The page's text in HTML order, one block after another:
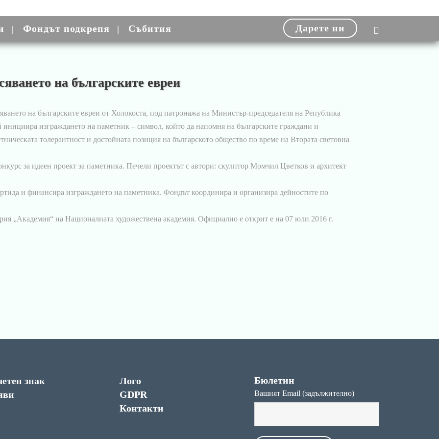
Дарете ни
Фондът подкрепя Събития
на българските евреи
на българските евреи от Холокоста, под патронажа на Министър-председателя на Република
изграждането на паметник – символ, който да напомня на българските граждани и
толерантност и достойната позиция на българското общество по време на Втората световна
за идеен проект за паметника. Печели проектът с автори: скулптор Момчил Цветков и архитект
и финансира изграждането на паметника. Фондът координира и организира дейностите по
„Академия“ на Националната художествена академия. Официално е открит е на 07 юли 2016 г.
знак
Лого
GDPR
Контакти
Бюлетин
Вашият Email (задължително)